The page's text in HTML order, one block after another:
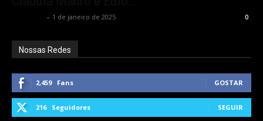
- 1 de janeiro de 2025 0
Nossas Redes
2,459 Fans GOSTAR
216 Seguidores SEGUIR